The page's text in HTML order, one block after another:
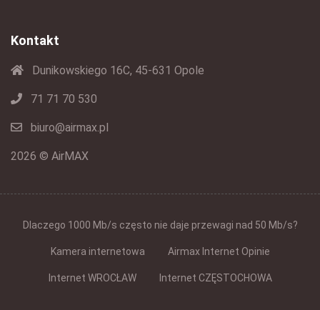
Kontakt
Dunikowskiego 16C, 45-631 Opole
71 71 70 530
biuro@airmax.pl
2026 © AirMAX
Dlaczego 1000 Mb/s często nie daje przewagi nad 50 Mb/s?
Kamera internetowa Airmax Internet Opinie
Internet WROCŁAW Internet CZĘSTOCHOWA